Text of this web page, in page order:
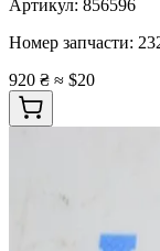
Артикул: 856596
Номер запчасти:
920 ₴ ≈ $20